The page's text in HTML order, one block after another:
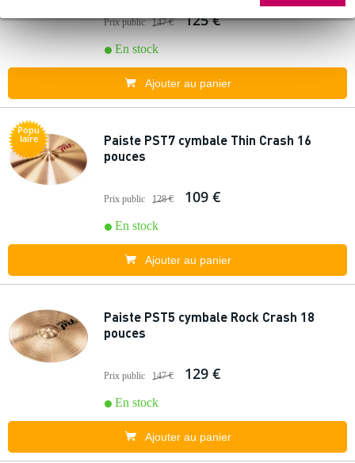
Prix public 147 € 125 €
En stock
Ajouter au panier
Popu
laire
Paiste PST7 cymbale Thin Crash 16
pouces
Prix public 128 € 109 €
En stock
Ajouter au panier
Paiste PST5 cymbale Rock Crash 18
pouces
Prix public 147 € 129 €
En stock
Ajouter au panier